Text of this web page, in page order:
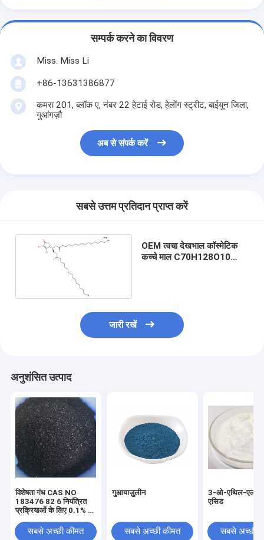
सम्पर्क करने का विवरण
Miss. Miss Li
+86-13631386877
कमरा 201, ब्लॉक ए, नंबर 22 हेटाई रोड, हेलोंग स्ट्रीट, बाईयुन जिला,
गुआंगज़ौ
अब से संपर्क करें
सबसे उत्तम प्रतिदान प्राप्त करें
OEM त्वचा देखभाल कॉस्मेटिक
कच्चे माल C70H128O10
जारी रखें
अनुशंसित उत्पाद
विशेषता गंध CAS NO
183476 82 6 नियंत्रित
प्रक्रियाओं के लिए 0.1% से
रासायनिक यौगिक
सबसे अच्छी कीमत
गुआयाज़ुलीन
सबसे अच्छी कीमत
3-ओ-एथिल-एल-
एसिड
सबसे अच्छी